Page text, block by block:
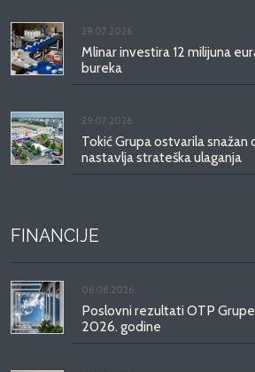
29.07.2026.
Mlinar investira 12 milijuna
bureka
29.07.2026.
Tokić Grupa ostvarila
nastavlja strateška ulaganja
FINANCIJE
06.08.2026.
Poslovni rezultati OTP
2026. godine